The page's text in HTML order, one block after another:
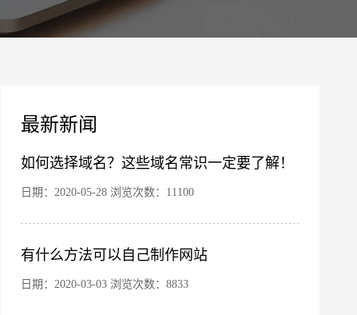
案
最新新闻
如何选择域名？这些域名常识一定要了解！
日期：2020-05-28 浏览次数：11100
有什么方法可以自己制作网站
日期：2020-03-03 浏览次数：8833
的公司名称 名字